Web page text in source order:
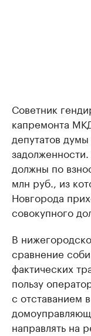
Советник
капремонта
депутатов
должны по
млн руб., из
Новгорода
совокупного
В
сравнение
фактических
пользу
с отставанием
направлять на